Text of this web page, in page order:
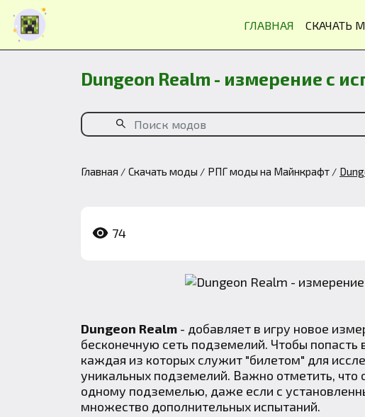
ГЛАВНАЯ СКАЧАТЬ
Dungeon Realm - измерение с
Главная Скачать моды РПГ моды на Майнкрафт
74
Dungeon Realm - добавляет в игру новое
бесконечную сеть подземелий. Чтобы
каждая из которых служит "билетом" для
уникальных подземелий. Важно отметить, что
одному подземелью, даже если с
множество дополнительных испытаний.